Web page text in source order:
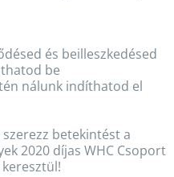
és beilleszkedésed
be
nálunk indíthatod el
betekintést a
2020 díjas WHC Csoport